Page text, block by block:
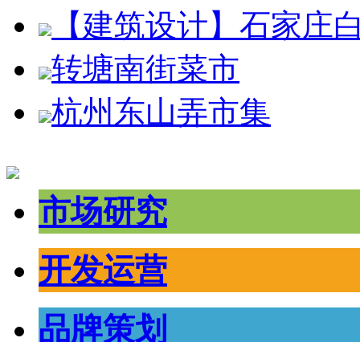
【建筑设计】石家庄
转塘南街菜市
杭州东山弄市集
市场研究
开发运营
品牌策划